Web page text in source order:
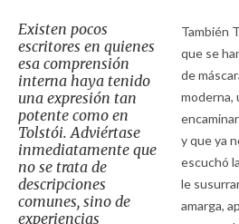
Existen pocos
escritores en quienes
esa comprensión
interna haya tenido
una expresión tan
potente como en
Tolstói. Adviértase
inmediatamente que
no se trata de
descripciones
comunes, sino de
experiencias
También
que se
de
moderna,
y que ya
escuchó
le
amarga,